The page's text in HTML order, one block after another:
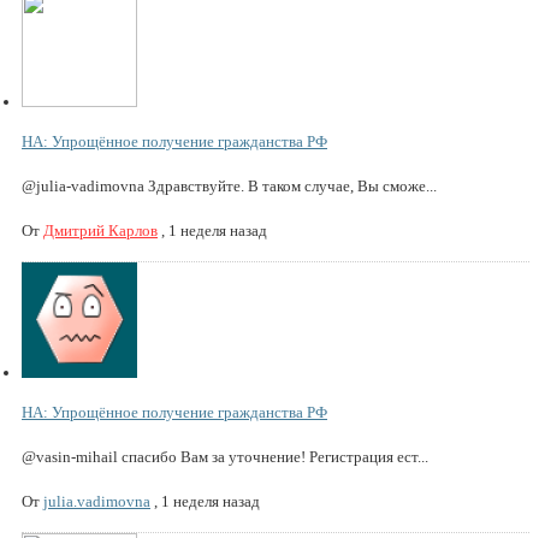
НА: Упрощённое получение гражданства РФ
@julia-vadimovna Здравствуйте. В таком случае, Вы сможе...
От Дмитрий Карлов 1 неделя назад
НА: Упрощённое получение гражданства РФ
@vasin-mihail спасибо Вам за уточнение! Регистрация ест...
От julia.vadimovna 1 неделя назад